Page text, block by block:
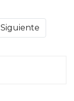
Siguiente